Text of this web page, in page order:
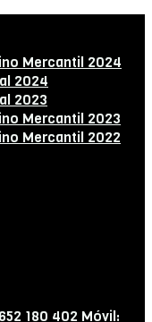
Mercantil 2024
2024
2023
Mercantil 2023
Mercantil 2022
180 402 Móvil: